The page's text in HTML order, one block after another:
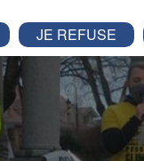
JE REFUSE